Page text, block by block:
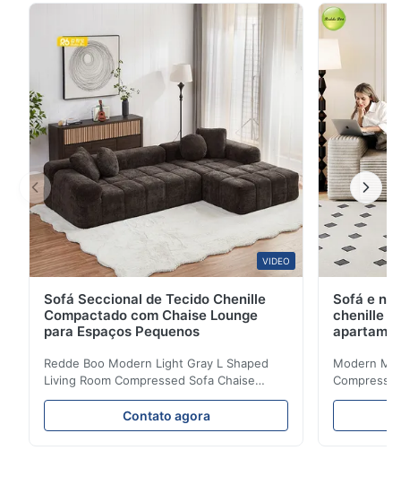
armazenamento e 18 anos de experiência em fábrica.
Ideal para salas e quartos.
VIDEO
Sofá Seccional de Tecido Chenille
Compactado com Chaise Lounge
para Espaços Pequenos
Redde Boo Modern Light Gray L Shaped
Living Room Compressed Sofa Chaise
Lounge Product Overview High resilience
soft sectional sofa designed for small
spaces, featuring a contemporary light gray
Contato agora
Sofá e
chenille
Modern
Room